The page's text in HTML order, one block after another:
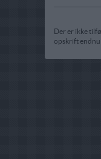
Der er ikke
opskrift endnu